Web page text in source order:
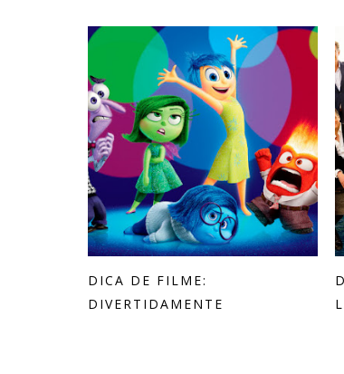
DICA DE FILME:
DIVERTIDAMENTE